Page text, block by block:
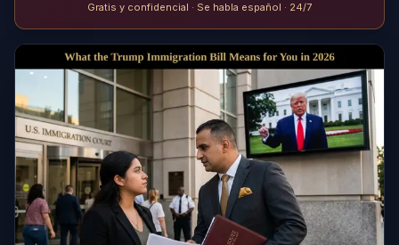
Gratis y confidencial · Se habla español · 24/7